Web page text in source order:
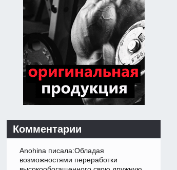
Комментарии
Anohina писала:Обладая
возможностями переработки